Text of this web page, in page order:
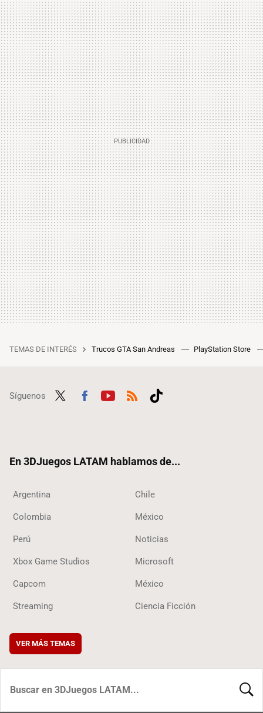
TEMAS DE INTERÉS Trucos GTA San Andreas PlayStation Store
Síguenos
En 3DJuegos LATAM hablamos de...
Argentina Chile
Colombia México
Perú Noticias
Xbox Game Studios Microsoft
Capcom México
Streaming Ciencia Ficción
VER MÁS TEMAS